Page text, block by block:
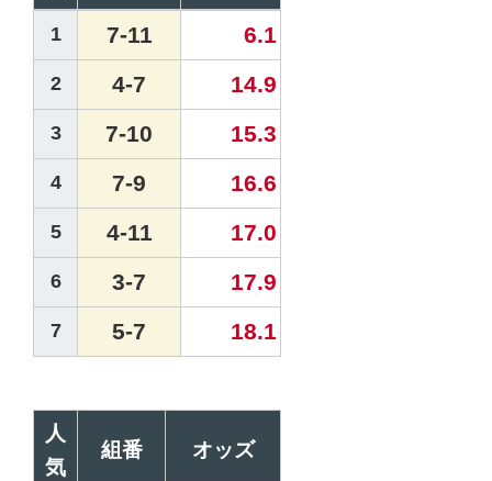
1 7-11 6.1
2 4-7 14.9
3 7-10 15.3
4 7-9 16.6
5 4-11 17.0
6 3-7 17.9
7 5-7 18.1
人
気
組番 オッズ